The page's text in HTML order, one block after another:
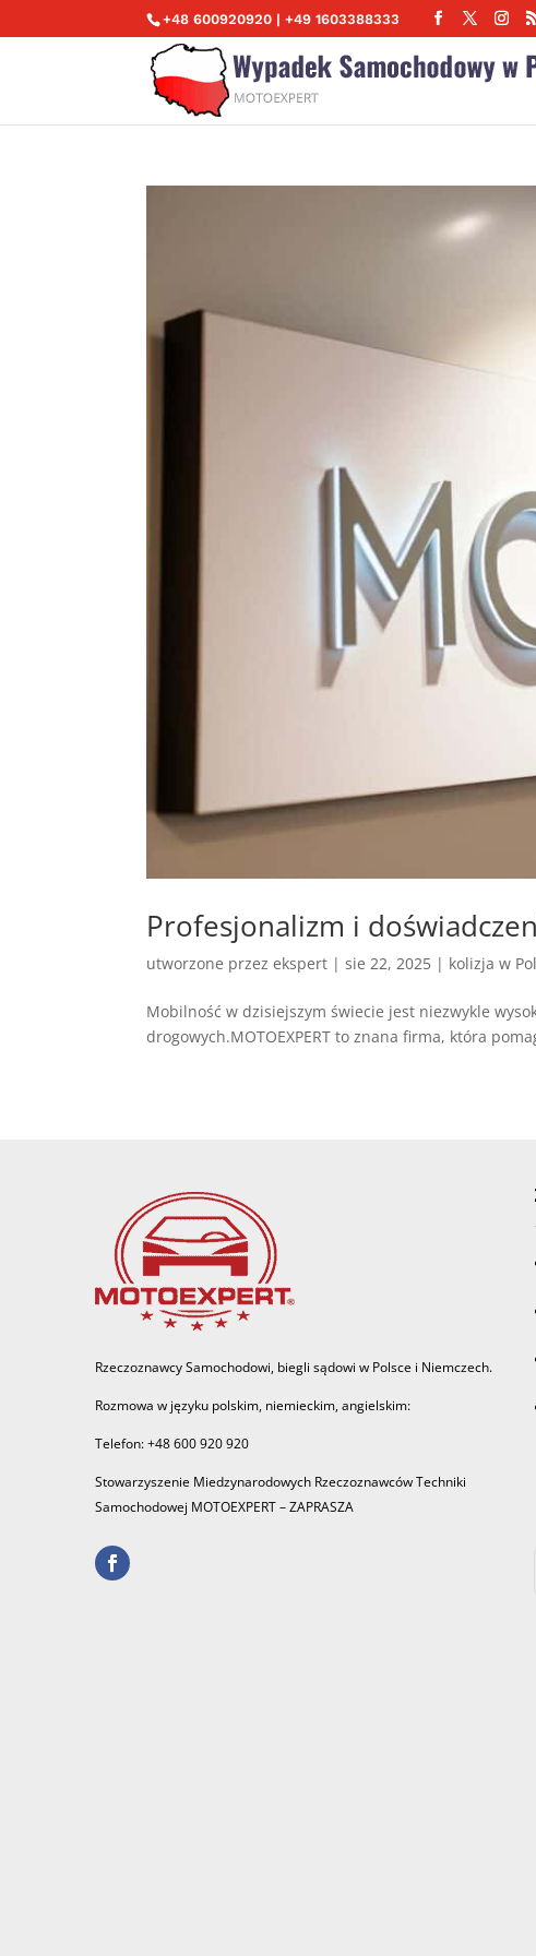
+48 600920920 | +49 1603388333
Profesjonalizm i
utworzone przezekspert |sie 22, 2025 | kolizja w
Mobilność w dzisiejszym świecie jest niezwykle
drogowych.MOTOEXPERT to znana firma, która
Rzeczoznawcy Samochodowi, biegli sądowi w Polsce i Niemczech.
Rozmowa w języku polskim, niemieckim, angielskim:
Telefon: +48 600 920 920
Stowarzyszenie Miedzynarodowych Rzeczoznawców Techniki
Samochodowej MOTOEXPERT – ZAPRASZA